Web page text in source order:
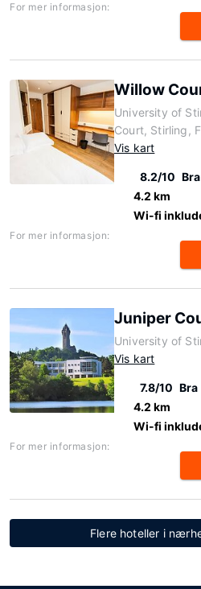
For mer informasjon:
Willow
University of
Court, Stirling,
Vis kart
8.2/10 Bra
4.2 km
Wi-fi
For mer informasjon:
Juniper
University of
Vis kart
7.8/10 Bra
4.2 km
Wi-fi
For mer informasjon:
Flere hoteller i